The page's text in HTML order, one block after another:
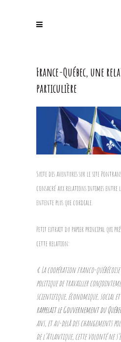
France-Québec, une
particulière
Suite des aventures sur le site
consacré aux relations intimes entre
entente plus que cordiale.
Petit extrait du papier principal qui
cette relation:
«La coopération franco-
politique de travailler
scientifique, économique, social et
rappelait le Gouvernement du
ans, et au-delà des changements
de l’Atlantique, cette volonté ne